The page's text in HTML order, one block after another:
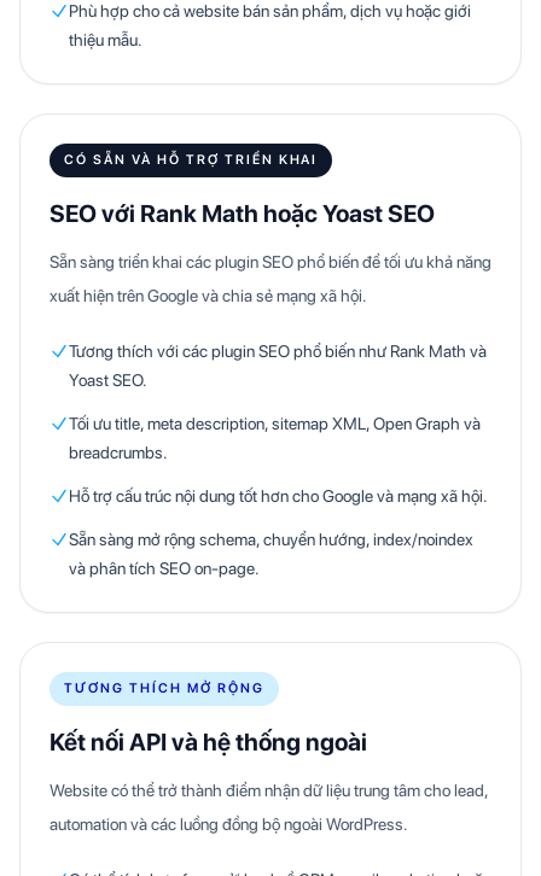
Phù hợp cho cả website bán sản phẩm, dịch vụ hoặc giới
thiệu mẫu.
CÓ SẴN VÀ HỖ TRỢ TRIỂN KHAI
SEO với Rank Math hoặc Yoast SEO
Sẵn sàng triển khai các plugin SEO phổ biến để tối ưu khả năng
xuất hiện trên Google và chia sẻ mạng xã hội.
Tương thích với các plugin SEO phổ biến như Rank Math và
Yoast SEO.
Tối ưu title, meta description, sitemap XML, Open Graph và
breadcrumbs.
Hỗ trợ cấu trúc nội dung tốt hơn cho Google và mạng xã hội.
Sẵn sàng mở rộng schema, chuyển hướng, index/noindex
và phân tích SEO on-page.
TƯƠNG THÍCH MỞ RỘNG
Kết nối API và hệ thống ngoài
Website có thể trở thành điểm nhận dữ liệu trung tâm cho lead,
automation và các luồng đồng bộ ngoài WordPress.